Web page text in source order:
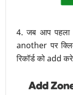
4. जब आप
another पर
रिकॉर्ड को add